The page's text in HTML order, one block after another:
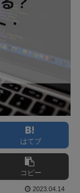
はてブ
コピー
2023.04.14